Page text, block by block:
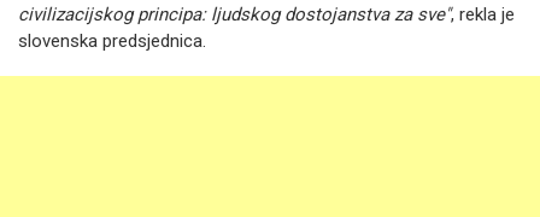
civilizacijskog principa: ljudskog dostojanstva za sve", rekla je
slovenska predsjednica.